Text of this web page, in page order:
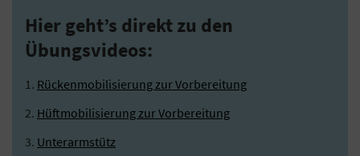
Hier geht’s direkt zu den
Übungsvideos:
Rückenmobilisierung zur Vorbereitung
Hüftmobilisierung zur Vorbereitung
Unterarmstütz